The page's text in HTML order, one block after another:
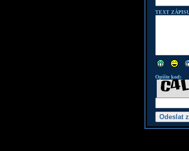
TEXT
Opište kod: